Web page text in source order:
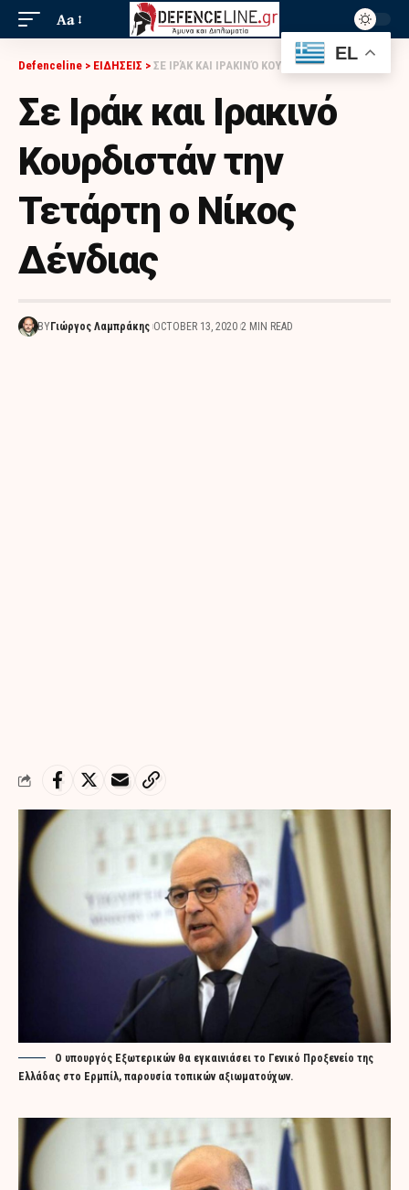
Aa
Defenceline > ΕΙΔΗΣΕΙΣ > ΣΕ ΙΡΆΚ ΚΑΙ ΙΡΑΚΙΝΌ ΚΟΥΡΔΙΣΤΆΝ ΤΗΝ ΤΕΤΆΡΤΗ Ο ΝΊΚΟΣ ΔΈΝΔΙΑΣ
Σε Ιράκ και Ιρακινό
Κουρδιστάν την
Τετάρτη ο Νίκος
Δένδιας
BY Γιώργος Λαμπράκης OCTOBER 13, 2020 2 MIN READ
Ο υπουργός Εξωτερικών θα εγκαινιάσει το Γενικό Προξενείο της
Ελλάδας στο Ερμπίλ, παρουσία τοπικών αξιωματούχων.
EL